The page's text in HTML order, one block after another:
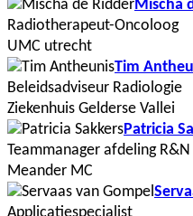
Mischa
Radiotherapeut-Oncoloog
UMC utrecht
Tim
Beleidsadviseur Radiologie
Ziekenhuis Gelderse Vallei
Patricia
Teammanager afdeling R&N
Meander MC